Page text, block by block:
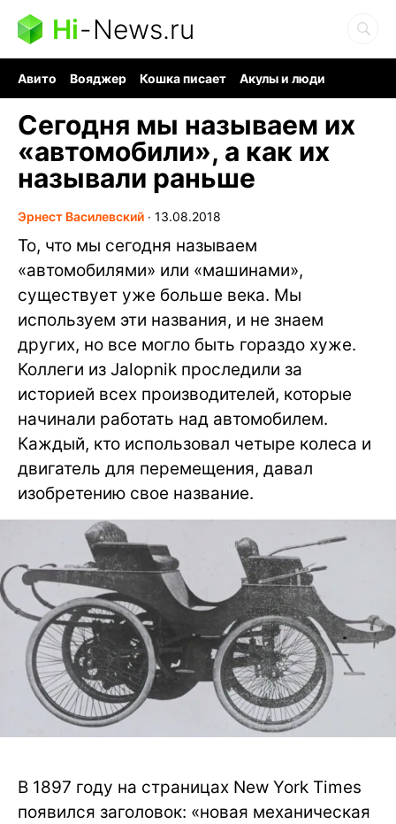
Hi-News.ru
Авито Вояджер Кошка писает
Акулы и люди
Сегодня мы называем их
«автомобили», а как их
называли раньше
Эрнест Василевский ∙ 13.08.2018
То, что мы сегодня называем
«автомобилями» или «машинами»,
существует уже больше века. Мы
используем эти названия, и не знаем
других, но все могло быть гораздо хуже.
Коллеги из Jalopnik проследили за
историей всех производителей, которые
начинали работать над автомобилем.
Каждый, кто использовал четыре колеса и
двигатель для перемещения, давал
изобретению свое название.
В 1897 году на страницах New York Times
появился заголовок: «новая механическая